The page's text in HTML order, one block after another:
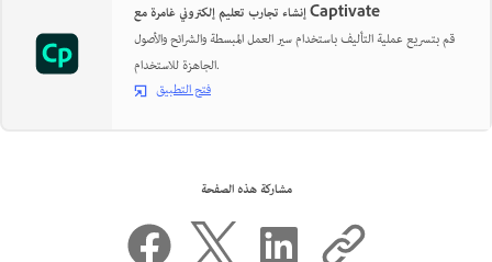
إنشاء تجارب تعليم إلكتروني غامرة مع Captivate
قم بتسريع عملية التأليف باستخدام سير العمل المبسطة والشرائح والأصول
الجاهزة للاستخدام.
فتح التطبيق
مشاركة هذه الصفحة